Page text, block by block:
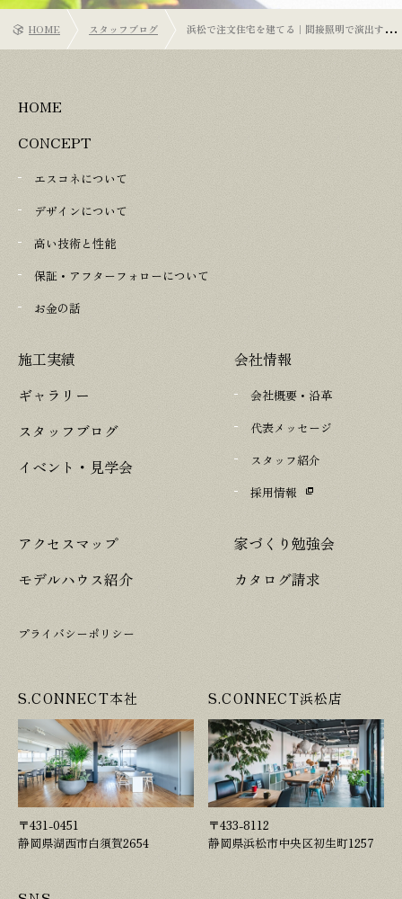
HOME スタッフブログ 浜松で注文住宅を建てる｜間接照明で演出する
HOME
CONCEPT
エスコネについて
デザインについて
高い技術と性能
保証・アフターフォローについて
お金の話
施工実績
ギャラリー
スタッフブログ
イベント・見学会
会社情報
会社概要・沿革
代表メッセージ
スタッフ紹介
採用情報
アクセスマップ
モデルハウス紹介
家づくり勉強会
カタログ請求
プライバシーポリシー
S.CONNECT本社
〒431-0451
静岡県湖西市白須賀2654
S.CONNECT浜松店
〒433-8112
静岡県浜松市中央区初生町1257